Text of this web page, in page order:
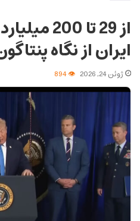
از 29 تا
ایران از نگاه
ژوئن 24, 2026